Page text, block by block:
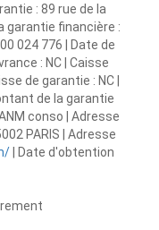
: 89 rue de la
garantie financière :
024 776 | Date de
: NC | Caisse
de garantie : NC |
de la garantie
conso | Adresse
PARIS | Adresse
| Date d'obtention